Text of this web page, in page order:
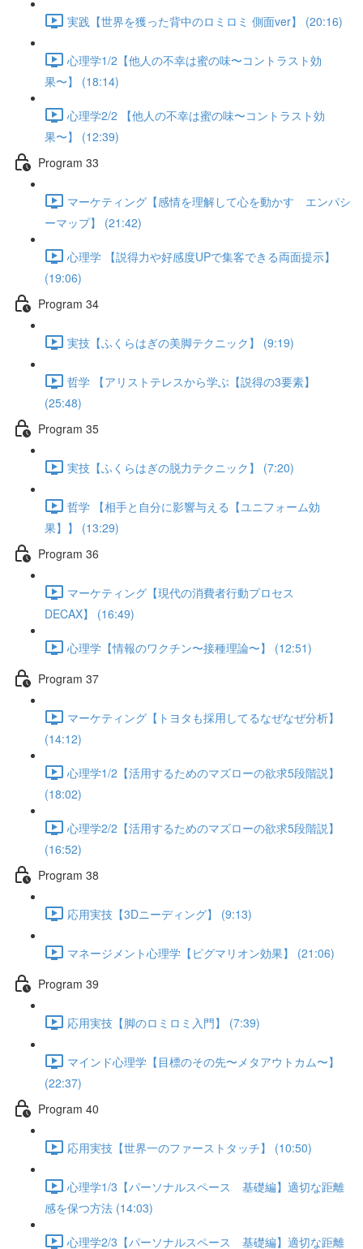
実践【世界を獲った背中のロミロミ 側面ver】 (20:16)
心理学1/2【他人の不幸は蜜の味〜コントラスト効
果〜】 (18:14)
心理学2/2 【他人の不幸は蜜の味〜コントラスト効
果〜】 (12:39)
Program 33
マーケティング【感情を理解して心を動かす エンパシ
ーマップ】 (21:42)
心理学 【説得力や好感度UPで集客できる両面提示】
(19:06)
Program 34
実技【ふくらはぎの美脚テクニック】 (9:19)
哲学 【アリストテレスから学ぶ【説得の3要素】
(25:48)
Program 35
実技【ふくらはぎの脱力テクニック】 (7:20)
哲学 【相手と自分に影響与える【ユニフォーム効
果】】 (13:29)
Program 36
マーケティング【現代の消費者行動プロセス
DECAX】 (16:49)
心理学【情報のワクチン〜接種理論〜】 (12:51)
Program 37
マーケティング【トヨタも採用してるなぜなぜ分析】
(14:12)
心理学1/2【活用するためのマズローの欲求5段階説】
(18:02)
心理学2/2【活用するためのマズローの欲求5段階説】
(16:52)
Program 38
応用実技【3Dニーディング】 (9:13)
マネージメント心理学【ピグマリオン効果】 (21:06)
Program 39
応用実技【脚のロミロミ入門】 (7:39)
マインド心理学【目標のその先〜メタアウトカム〜】
(22:37)
Program 40
応用実技【世界一のファーストタッチ】 (10:50)
心理学1/3【パーソナルスペース 基礎編】適切な距離
感を保つ方法 (14:03)
心理学2/3【パーソナルスペース 基礎編】適切な距離